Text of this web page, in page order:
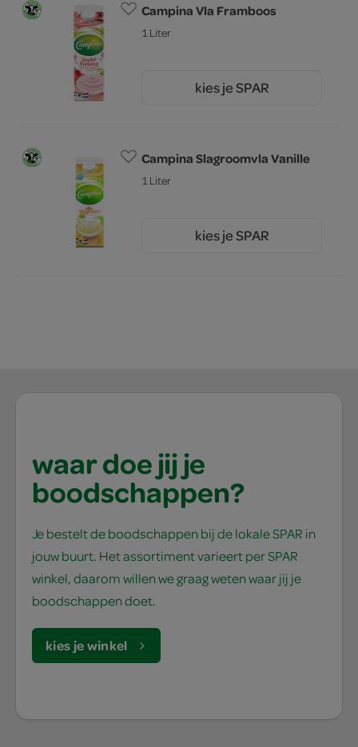
Campina Vla Framboos
1 Liter
kies je SPAR
Campina Slagroomvla Vanille
1 Liter
kies je SPAR
waar doe jij je
boodschappen?
Je bestelt de boodschappen bij de lokale SPAR in
jouw buurt. Het assortiment varieert per SPAR
winkel, daarom willen we graag weten waar jij je
boodschappen doet.
kies je winkel